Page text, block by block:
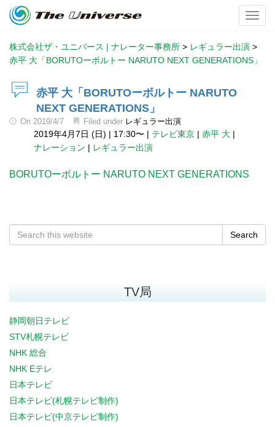
株式会社ザ・ユニバース | ナレーター事務所 > レギュラー出演 >
赤平 大「BORUTOーボルトー NARUTO NEXT GENERATIONS」
赤平 大「BORUTOーボルトー NARUTO
NEXT GENERATIONS」
On 2019/4/7 Filed under レギュラー出演
2019年4月7日 (日) | 17:30〜 | テレビ東京 | 赤平 大 |
ナレーション | レギュラー出演
BORUTOーボルトー NARUTO NEXT GENERATIONS
Search
TV局
静岡朝日テレビ
STV札幌テレビ
NHK 総合
NHK Eテレ
日本テレビ
日本テレビ(札幌テレビ制作)
日本テレビ(中京テレビ制作)